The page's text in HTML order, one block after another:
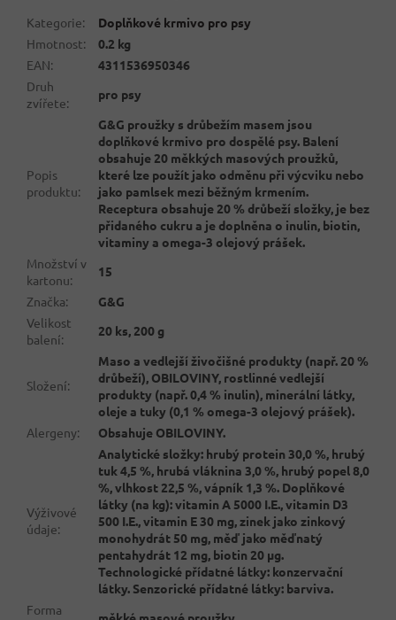
Kategorie:
Doplňkové krmivo pro psy
Hmotnost:
0.2 kg
EAN:
4311536950346
Druh
zvířete:
pro psy
Popis
produktu:
G&G proužky s drůbežím masem jsou
doplňkové krmivo pro dospělé psy. Balení
obsahuje 20 měkkých masových proužků,
které lze použít jako odměnu při výcviku nebo
jako pamlsek mezi běžným krmením.
Receptura obsahuje 20 % drůbeží složky, je bez
přidaného cukru a je doplněna o inulin, biotin,
vitaminy a omega-3 olejový prášek.
Množství v
kartonu:
15
Značka:
G&G
Velikost
balení:
20 ks, 200 g
Složení:
Maso a vedlejší živočišné produkty (např. 20 %
drůbeží), OBILOVINY, rostlinné vedlejší
produkty (např. 0,4 % inulin), minerální látky,
oleje a tuky (0,1 % omega-3 olejový prášek).
Alergeny: Obsahuje OBILOVINY.
Výživové
údaje:
Analytické složky: hrubý protein 30,0 %, hrubý
tuk 4,5 %, hrubá vláknina 3,0 %, hrubý popel 8,0
%, vlhkost 22,5 %, vápník 1,3 %. Doplňkové
látky (na kg): vitamin A 5000 I.E., vitamin D3
500 I.E., vitamin E 30 mg, zinek jako zinkový
monohydrát 50 mg, měď jako měďnatý
pentahydrát 12 mg, biotin 20 µg.
Technologické přídatné látky: konzervační
látky. Senzorické přídatné látky: barviva.
Forma